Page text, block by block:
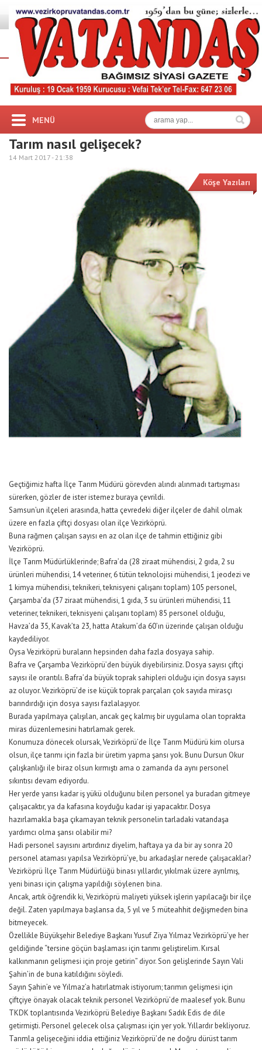
MENÜ
Tarım nasıl gelişecek?
14 Mart 2017 -21:38
Köşe Yazıları
Geçtiğimiz hafta İlçe Tarım Müdürü görevden alındı alınmadı tartışması
sürerken, gözler de ister istemez buraya çevrildi.
Samsun’un ilçeleri arasında, hatta çevredeki diğer ilçeler de dahil olmak
üzere en fazla çiftçi dosyası olan ilçe Vezirköprü.
Buna rağmen çalışan sayısı en az olan ilçe de tahmin ettiğiniz gibi
Vezirköprü.
İlçe Tarım Müdürlüklerinde; Bafra’da (28 ziraat mühendisi, 2 gıda, 2 su
ürünleri mühendisi, 14 veteriner, 6 tütün teknolojisi mühendisi, 1 jeodezi ve
1 kimya mühendisi, teknikeri, teknisyeni çalışanı toplam) 105 personel,
Çarşamba’da (37 ziraat mühendisi, 1 gıda, 3 su ürünleri mühendisi, 11
veteriner, teknikeri, teknisyeni çalışanı toplam) 85 personel olduğu,
Havza’da 35, Kavak’ta 23, hatta Atakum’da 60’ın üzerinde çalışan olduğu
kaydediliyor.
Oysa Vezirköprü buraların hepsinden daha fazla dosyaya sahip.
Bafra ve Çarşamba Vezirköprü’den büyük diyebilirsiniz. Dosya sayısı çiftçi
sayısı ile orantılı. Bafra’da büyük toprak sahipleri olduğu için dosya sayısı
az oluyor. Vezirköprü’de ise küçük toprak parçaları çok sayıda mirasçı
barındırdığı için dosya sayısı fazlalaşıyor.
Burada yapılmaya çalışılan, ancak geç kalmış bir uygulama olan toprakta
miras düzenlemesini hatırlamak gerek.
Konumuza dönecek olursak, Vezirköprü’de İlçe Tarım Müdürü kim olursa
olsun, ilçe tarımı için fazla bir üretim yapma şansı yok. Bunu Dursun Okur
çalışkanlığı ile biraz olsun kırmıştı ama o zamanda da aynı personel
sıkıntısı devam ediyordu.
Her yerde yarısı kadar iş yükü olduğunu bilen personel ya buradan gitmeye
çalışacaktır, ya da kafasına koyduğu kadar işi yapacaktır. Dosya
hazırlamakla başa çıkamayan teknik personelin tarladaki vatandaşa
yardımcı olma şansı olabilir mi?
Hadi personel sayısını artırdınız diyelim, haftaya ya da bir ay sonra 20
personel ataması yapılsa Vezirköprü’ye, bu arkadaşlar nerede çalışacaklar?
Vezirköprü İlçe Tarım Müdürlüğü binası yıllardır, yıkılmak üzere ayrılmış,
yeni binası için çalışma yapıldığı söylenen bina.
Ancak, artık öğrendik ki, Vezirköprü maliyeti yüksek işlerin yapılacağı bir ilçe
değil. Zaten yapılmaya başlansa da, 5 yıl ve 5 müteahhit değişmeden bina
bitmeyecek.
Özellikle Büyükşehir Belediye Başkanı Yusuf Ziya Yılmaz Vezirköprü’ye her
geldiğinde “tersine göçün başlaması için tarımı geliştirelim. Kırsal
kalkınmanın gelişmesi için proje getirin” diyor. Son gelişlerinde Sayın Vali
Şahin’in de buna katıldığını söyledi.
Sayın Şahin’e ve Yılmaz’a hatırlatmak istiyorum; tarımın gelişmesi için
çiftçiye önayak olacak teknik personel Vezirköprü’de maalesef yok. Bunu
TKDK toplantısında Vezirköprü Belediye Başkanı Sadık Edis de dile
getirmişti. Personel gelecek olsa çalışması için yer yok. Yıllardır bekliyoruz.
Tarımla gelişeceğini iddia ettiğiniz Vezirköprü’de ne doğru dürüst tarım